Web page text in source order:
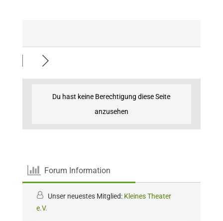
Du hast keine Berechtigung diese Seite
anzusehen
Forum Information
Unser neuestes Mitglied: Kleines Theater
e.V.